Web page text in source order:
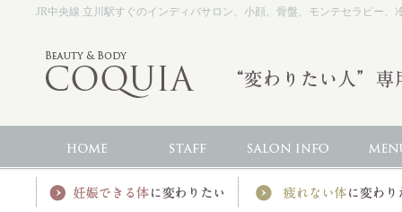
JR中央線 立川駅すぐのインディバサロン、小顔、骨盤、モンテセラピー